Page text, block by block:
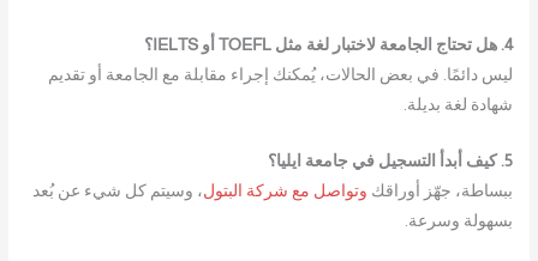
4. هل تحتاج الجامعة لاختبار لغة مثل TOEFL أو IELTS؟
ليس دائمًا. في بعض الحالات، يُمكنك إجراء مقابلة مع الجامعة أو تقديم
شهادة لغة بديلة.
5. كيف أبدأ التسجيل في جامعة ايليا؟
ببساطة، جهّز أوراقك وتواصل مع شركة البتول، وسيتم كل شيء عن بُعد
بسهولة وسرعة.